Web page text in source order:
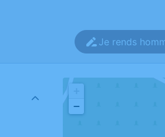
Je rends
−